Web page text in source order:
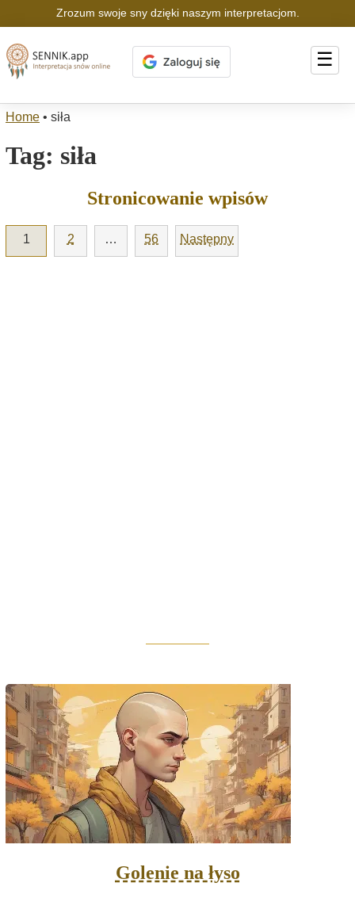
Zrozum swoje sny dzięki naszym interpretacjom.
☰
Home • siła
Tag: siła
Stronicowanie wpisów
1 2 … 56 Następny
Golenie na łyso